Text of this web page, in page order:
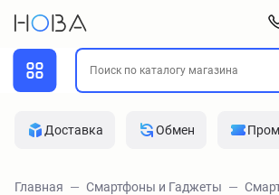
Доставка Обмен
Главная Смартфоны и Гаджеты